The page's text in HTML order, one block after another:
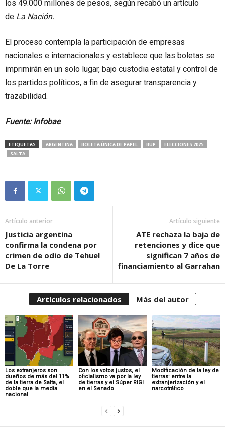
los 49.000 millones de pesos, según recabó un artículo
de La Nación.
El proceso contempla la participación de empresas
nacionales e internacionales y establece que las boletas se
imprimirán en un solo lugar, bajo custodia estatal y control de
los partidos políticos, a fin de asegurar transparencia y
trazabilidad.
Fuente: Infobae
ETIQUETAS ARGENTINA BOLETA ÚNICA DE PAPEL BUP
ELECCIONES 2025
SALTA
Artículo anterior
Justicia argentina
confirma la condena por
crimen de odio de Tehuel
De La Torre
Artículo siguiente
ATE rechaza la baja de
retenciones y dice que
significan 7 años de
financiamiento al Garrahan
Artículos relacionados Más del autor
Los extranjeros son
dueños de más del 11%
de la tierra de Salta, el
doble que la media
nacional
Con los votos justos, el
oficialismo va por la ley
de tierras y el Súper RIGI
en el Senado
Modificación de la ley de
tierras: entre la
extranjerización y el
narcotráfico